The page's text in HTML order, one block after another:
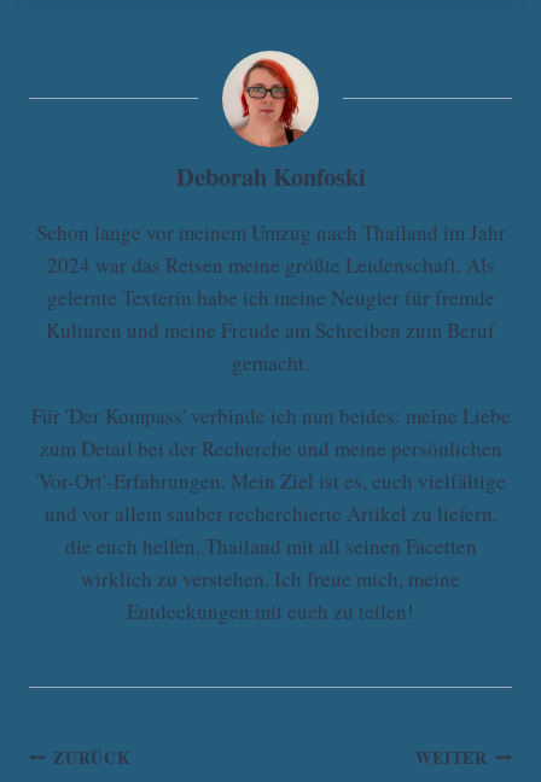
Deborah Konfoski
Schon lange vor meinem Umzug nach Thailand im Jahr
2024 war das Reisen meine größte Leidenschaft. Als
gelernte Texterin habe ich meine Neugier für fremde
Kulturen und meine Freude am Schreiben zum Beruf
gemacht.
Für 'Der Kompass' verbinde ich nun beides: meine Liebe
zum Detail bei der Recherche und meine persönlichen
'Vor-Ort'-Erfahrungen. Mein Ziel ist es, euch vielfältige
und vor allem sauber recherchierte Artikel zu liefern,
die euch helfen, Thailand mit all seinen Facetten
wirklich zu verstehen. Ich freue mich, meine
Entdeckungen mit euch zu teilen!
Beitrags-
ZURÜCK WEITER